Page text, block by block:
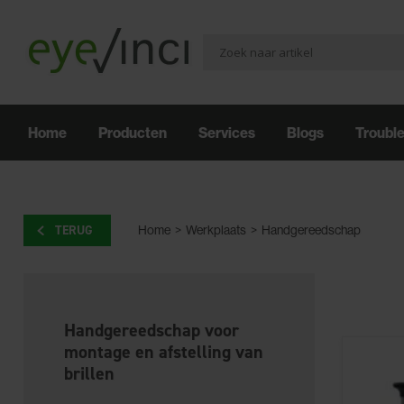
Home Producten Services Blogs
TERUG Home > Werkplaats > Handgereedschap
Handgereedschap voor
montage en afstelling van
brillen